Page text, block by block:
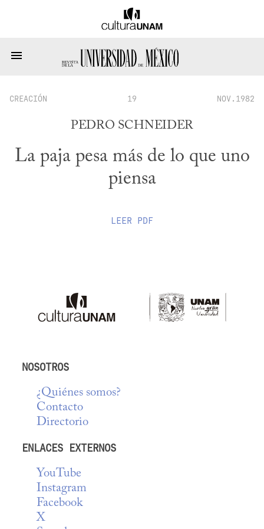
CREACIÓN 19 NOV.1982
PEDRO SCHNEIDER
La paja pesa más de lo que uno
piensa
LEER PDF
NOSOTROS
¿Quiénes somos?
Contacto
Directorio
ENLACES EXTERNOS
YouTube
Instagram
Facebook
X